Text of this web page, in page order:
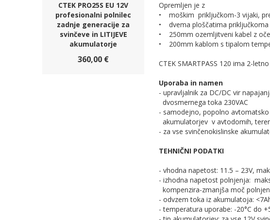
CTEK PRO25S EU 12V
profesionalni polnilec
zadnje generacije za
svinčeve in LITIJEVE
akumulatorje
360,00 €
Opremljen je z
• moškim priključkom-3 vijaki,
• dvema ploščatima priključkoma
• 250mm ozemljitveni kabel z
• 200mm kablom s tipalom
CTEK SMARTPASS 120 ima 2-
Uporaba in namen
- upravljalnik za DC/DC vir
dvosmernega toka 230VAC
- samodejno, popolno
akumulatorjev v avtodomih,
- za vse svinčenokislinske
TEHNIČNI PODATKI
- vhodna napetost: 11.5 – 23V,
- izhodna napetost polnjenja:
kompenzira-zmanjša moč
- odvzem toka iz akumulatoja:
- temperatura uporabe: -20°C do